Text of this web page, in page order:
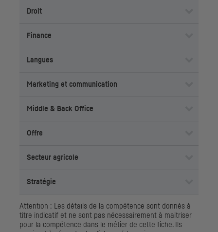
Droit
Finance
Langues
Marketing et communication
Middle & Back Office
Offre
Secteur agricole
Stratégie
Attention : Les détails de la compétence sont donnés à
titre indicatif et ne sont pas nécessairement à maitriser
pour la compétence dans le métier de cette fiche. Ils